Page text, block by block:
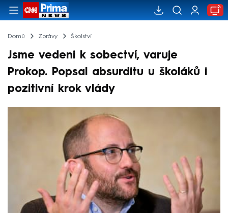
Domů Zprávy Školství
Jsme vedeni k sobectví, varuje
Prokop. Popsal absurditu u školáků i
pozitivní krok vlády